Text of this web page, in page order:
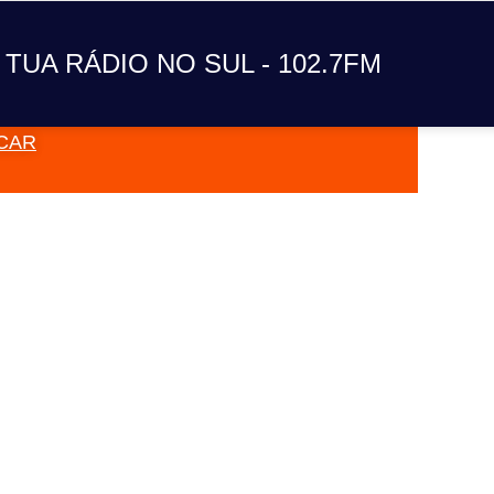
TUA RÁDIO NO SUL - 102.7FM
A TUA RÁDIO NO SUL